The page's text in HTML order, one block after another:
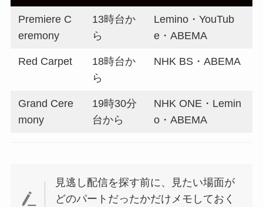
Premiere C
eremony
13時台か
ら
Lemino・YouTub
e・ABEMA
Red Carpet
18時台か
ら
NHK BS・ABEMA
Grand Cere
mony
19時30分
台から
NHK ONE・Lemin
o・ABEMA
見逃し配信を探す前に、見たい場面が
どのパートだったかだけメモしておく